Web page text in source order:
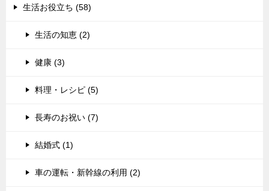
生活お役立ち (58)
生活の知恵 (2)
健康 (3)
料理・レシピ (5)
長寿のお祝い (7)
結婚式 (1)
車の運転・新幹線の利用 (2)